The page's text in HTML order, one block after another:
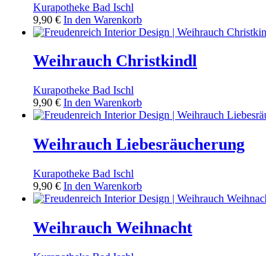
Kurapotheke Bad Ischl
9,90 € In den Warenkorb
Weihrauch Christkindl
Kurapotheke Bad Ischl
9,90 € In den Warenkorb
Weihrauch Liebesräucherung
Kurapotheke Bad Ischl
9,90 € In den Warenkorb
Weihrauch Weihnacht